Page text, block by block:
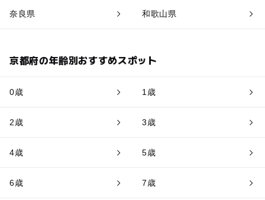
奈良県 和歌山県
京都府の年齢別おすすめスポット
0歳 1歳
2歳 3歳
4歳 5歳
6歳 7歳